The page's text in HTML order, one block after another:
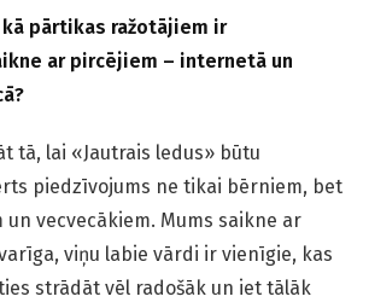
kā pārtikas ražotājiem ir
ar pircējiem – internetā un
tā, lai «Jautrais ledus» būtu
piedzīvojums ne tikai bērniem, bet
un vecvecākiem. Mums saikne ar
viņu labie vārdi ir vienīgie, kas
strādāt vēl radošāk un iet tālāk